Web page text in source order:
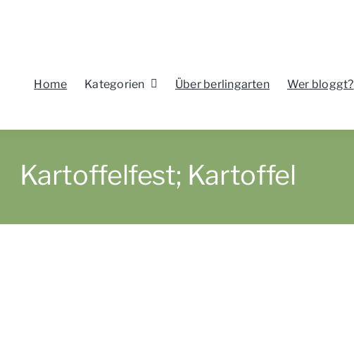
Home Kategorien Über berlingarten Wer bloggt?
Kartoffelfest; Kartoffel